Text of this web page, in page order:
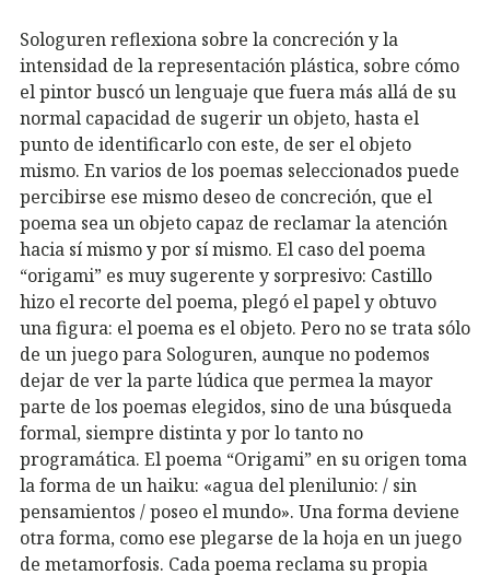
Sologuren reflexiona sobre la concreción y la
intensidad de la representación plástica, sobre cómo
el pintor buscó un lenguaje que fuera más allá de su
normal capacidad de sugerir un objeto, hasta el
punto de identificarlo con este, de ser el objeto
mismo. En varios de los poemas seleccionados puede
percibirse ese mismo deseo de concreción, que el
poema sea un objeto capaz de reclamar la atención
hacia sí mismo y por sí mismo. El caso del poema
“origami” es muy sugerente y sorpresivo: Castillo
hizo el recorte del poema, plegó el papel y obtuvo
una figura: el poema es el objeto. Pero no se trata sólo
de un juego para Sologuren, aunque no podemos
dejar de ver la parte lúdica que permea la mayor
parte de los poemas elegidos, sino de una búsqueda
formal, siempre distinta y por lo tanto no
programática. El poema “Origami” en su origen toma
la forma de un haiku: «agua del plenilunio: / sin
pensamientos / poseo el mundo». Una forma deviene
otra forma, como ese plegarse de la hoja en un juego
de metamorfosis. Cada poema reclama su propia